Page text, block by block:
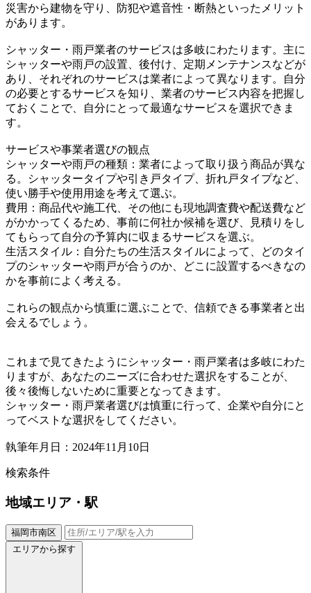
災害から建物を守り、防犯や遮音性・断熱といったメリット
があります。
シャッター・雨戸業者のサービスは多岐にわたります。主に
シャッターや雨戸の設置、後付け、定期メンテナンスなどが
あり、それぞれのサービスは業者によって異なります。自分
の必要とするサービスを知り、業者のサービス内容を把握し
ておくことで、自分にとって最適なサービスを選択できま
す。
サービスや事業者選びの観点
シャッターや雨戸の種類：業者によって取り扱う商品が異な
る。シャッタータイプや引き戸タイプ、折れ戸タイプなど、
使い勝手や使用用途を考えて選ぶ。
費用：商品代や施工代、その他にも現地調査費や配送費など
がかかってくるため、事前に何社か候補を選び、見積りをし
てもらって自分の予算内に収まるサービスを選ぶ。
生活スタイル：自分たちの生活スタイルによって、どのタイ
プのシャッターや雨戸が合うのか、どこに設置するべきなの
かを事前によく考える。
これらの観点から慎重に選ぶことで、信頼できる事業者と出
会えるでしょう。
これまで見てきたようにシャッター・雨戸業者は多岐にわた
りますが、あなたのニーズに合わせた選択をすることが、
後々後悔しないために重要となってきます。
シャッター・雨戸業者選びは慎重に行って、企業や自分にと
ってベストな選択をしてください。
執筆年月日：2024年11月10日
検索条件
地域エリア・駅
福岡市南区
エリアから探す